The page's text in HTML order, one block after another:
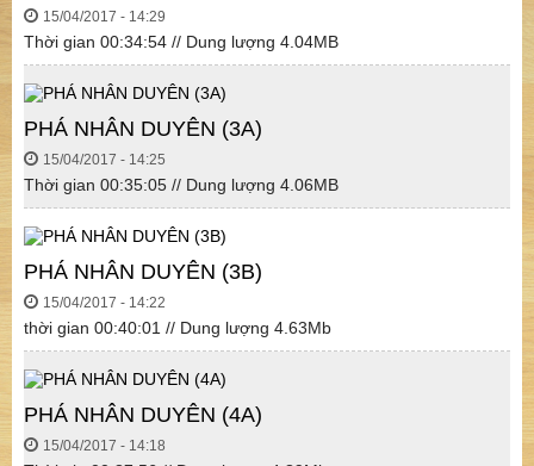
15/04/2017 - 14:29
Thời gian 00:34:54 // Dung lượng 4.04MB
PHÁ NHÂN DUYÊN (3A)
15/04/2017 - 14:25
Thời gian 00:35:05 // Dung lượng 4.06MB
PHÁ NHÂN DUYÊN (3B)
15/04/2017 - 14:22
thời gian 00:40:01 // Dung lượng 4.63Mb
PHÁ NHÂN DUYÊN (4A)
15/04/2017 - 14:18